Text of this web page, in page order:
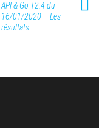
API & Go T2.4 du
16/01/2020 – Les
résultats